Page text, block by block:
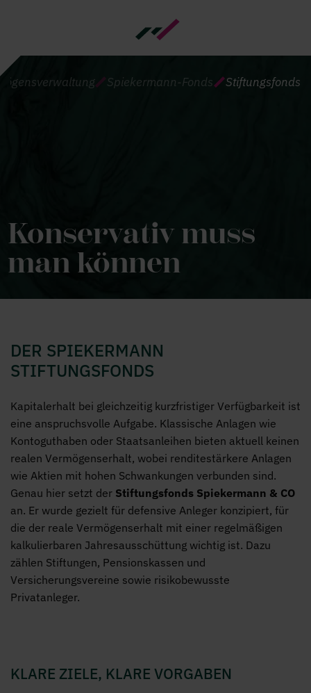
PFADNAVIGATION
Spiekermann-Fonds Stiftungsfonds
Konservativ muss
man können
DER SPIEKERMANN
STIFTUNGSFONDS
Kapitalerhalt bei gleichzeitig kurzfristiger Verfügbarkeit ist
eine anspruchsvolle Aufgabe. Klassische Anlagen wie
Kontoguthaben oder Staatsanleihen bieten aktuell keinen
realen Vermögenserhalt, wobei renditestärkere Anlagen
wie Aktien mit hohen Schwankungen verbunden sind.
Genau hier setzt der Stiftungsfonds Spiekermann & CO
an. Er wurde gezielt für defensive Anleger konzipiert, für
die der reale Vermögenserhalt mit einer regelmäßigen
kalkulierbaren Jahresausschüttung wichtig ist. Dazu
zählen Stiftungen, Pensionskassen und
Versicherungsvereine sowie risikobewusste
Privatanleger.
KLARE ZIELE, KLARE VORGABEN